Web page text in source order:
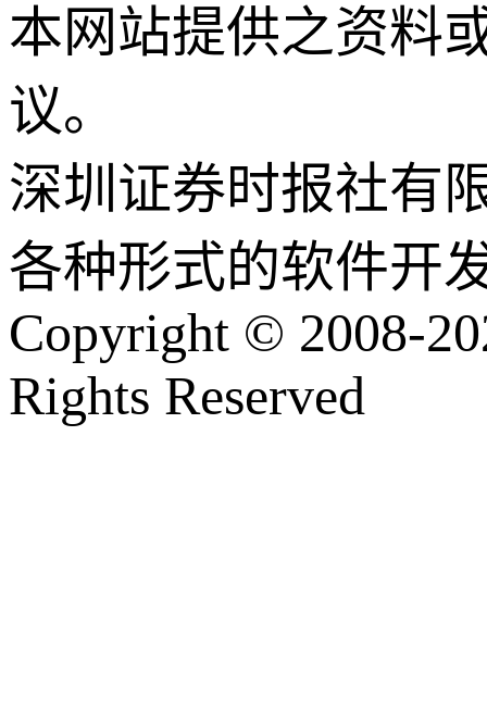
本网站提供之资料
议。
深圳证券时报社有
各种形式的软件开
Copyright © 2008-
Rights Reserved